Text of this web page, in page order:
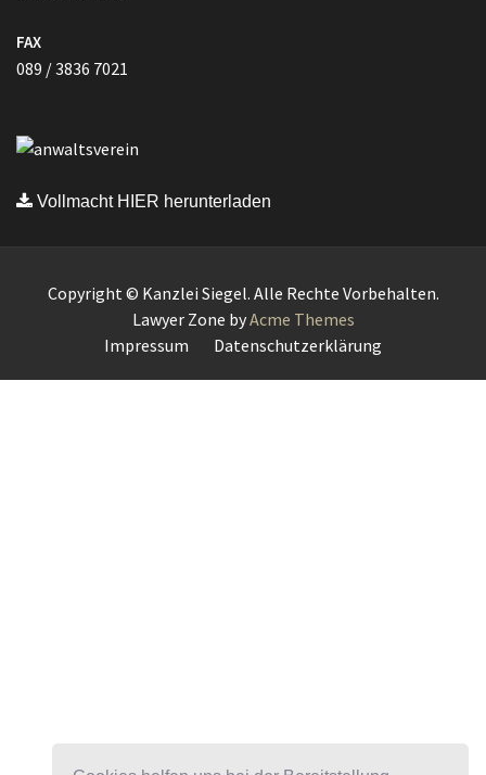
FAX
089 / 3836 7021
Vollmacht HIER herunterladen
Copyright © Kanzlei Siegel. Alle Rechte Vorbehalten.
Lawyer Zone byAcme Themes
Impressum
Datenschutzerklärung